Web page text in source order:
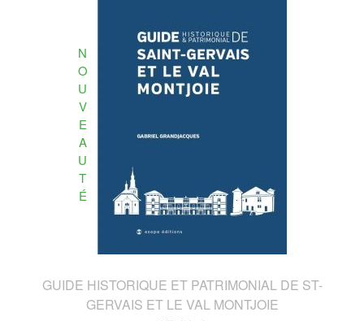
N
O
U
V
E
A
U
T
É
GUIDE HISTORIQUE ET PATRIMONIAL DE ST-
GERVAIS ET LE VAL MONTJOIE